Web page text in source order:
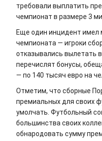
требовали выплатить
чемпионат в размере 3
Еще один инцидент имел
чемпионата — игроки
отказывались вылетать
перечислят бонусы,
— по 140 тысяч евро на
Отметим, что сборные
премиальных для своих
умолчать. Футбольный
большинства своих
обнародовать сумму